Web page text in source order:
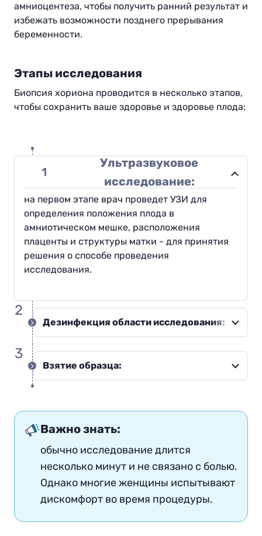
амниоцентеза, чтобы получить ранний результат и
избежать возможности позднего прерывания
беременности.
Этапы исследования
Биопсия хориона проводится в несколько этапов,
чтобы сохранить ваше здоровье и здоровье плода:
1
Ультразвуковое
исследование:
на первом этапе врач проведет УЗИ для
определения положения плода в
амниотическом мешке, расположения
плаценты и структуры матки - для принятия
решения о способе проведения
исследования.
2
Дезинфекция области исследования:
3
Взятие образца:
Важно знать:
обычно исследование длится
несколько минут и не связано с болью.
Однако многие женщины испытывают
дискомфорт во время процедуры.